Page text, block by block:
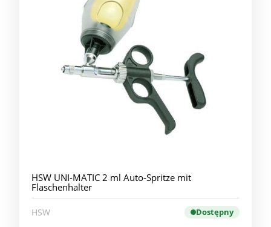
HSW UNI-MATIC 2 ml Auto-Spritze mit
Flaschenhalter
HSW Dostępny